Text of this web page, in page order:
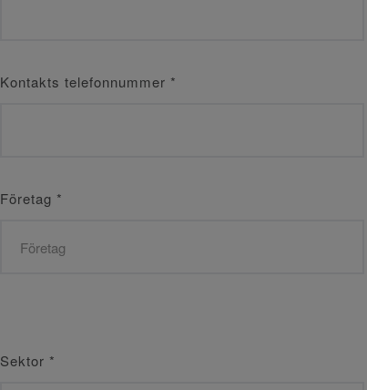
Kontakts telefonnummer *
Företag *
Sektor *